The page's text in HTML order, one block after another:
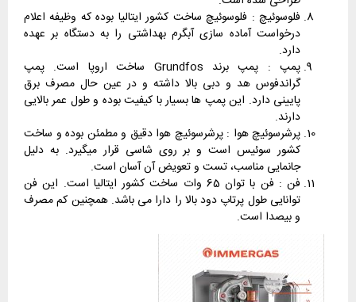
فلوسوئیچ : فلوسوئیچ ساخت کشور ایتالیا بوده که وظیفه اعلام
درخواست آماده سازی آبگرم بهداشتی را به دستگاه بر عهده
دارد.
پمپ : پمپ برند Grundfos ساخت اروپا است. پمپ
گراندفوس هد و دبی بالا داشته و در عین حال مصرف برق
پایینی دارد. این پمپ ها بسیار با کیفیت بوده و طول عمر بالایی
دارند.
پرشرسوئیچ هوا : پرشرسوئیچ هوا دقیق و مطمئن بوده و ساخت
کشور سوئیس است و بر روی شاسی قرار میگیرد. به دلیل
جانمایی مناسب، تست و تعویض آن آسان است.
فن : فن با توان 65 وات ساخت کشور ایتالیا است. این فن
توانایی طول پرتاپ دود بالا را دارا می باشد. همچنین کم مصرف
و بیصدا است.